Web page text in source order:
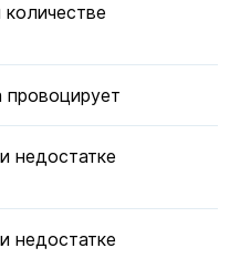
провоцирует
недостатке
недостатке